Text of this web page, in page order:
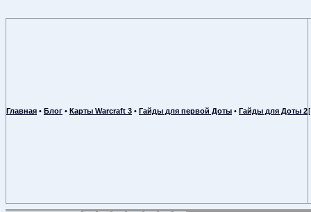
Главная • Блог • Карты Warcraft 3 • Гайды для первой Доты • Гайды для Доты 2